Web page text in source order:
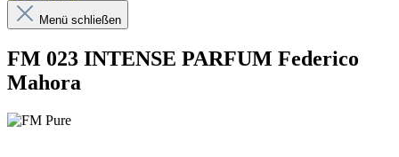
Menü schließen
FM 023 INTENSE PARFUM Federico
Mahora